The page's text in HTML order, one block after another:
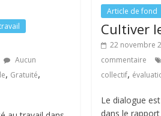
Aucun
, Gratuité,
Article de fond
Cultiver
22 novembre
commentaire
collectif,
Le dialogue
dans le